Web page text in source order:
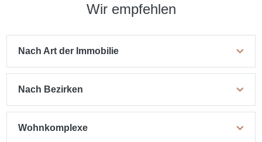
Wir empfehlen
Nach Art der Immobilie
Nach Bezirken
Wohnkomplexe